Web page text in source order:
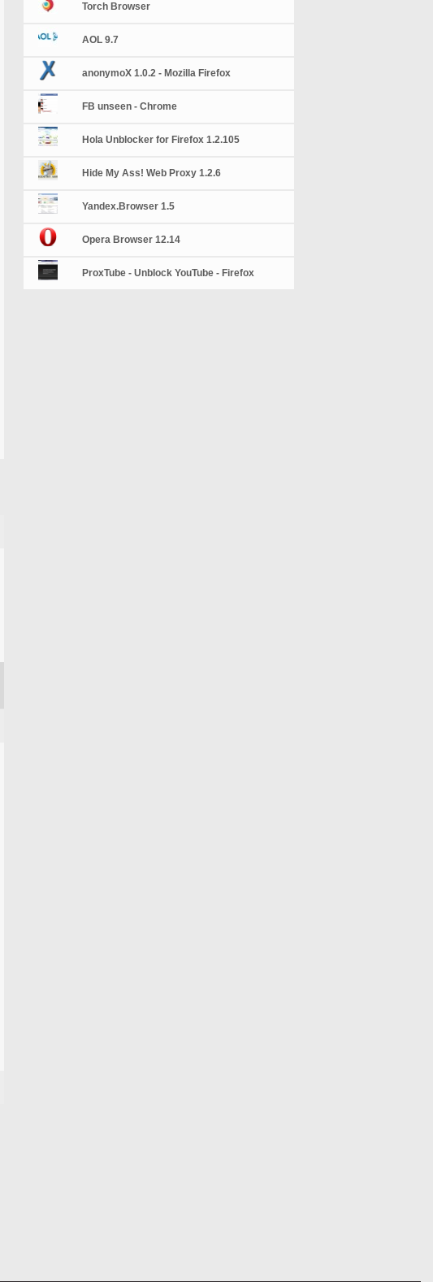
Torch Browser
AOL 9.7
anonymoX 1.0.2 - Mozilla Firefox
FB unseen - Chrome
Hola Unblocker for Firefox 1.2.105
Hide My Ass! Web Proxy 1.2.6
Yandex.Browser 1.5
Opera Browser 12.14
ProxTube - Unblock YouTube - Firefox